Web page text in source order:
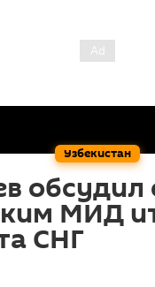
Узбекистан
обсудил
МИД
СНГ